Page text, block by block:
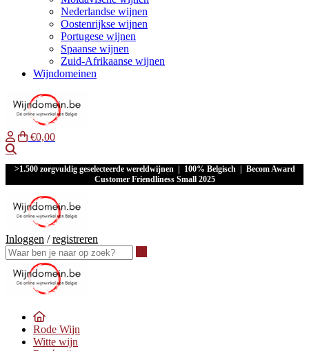
Nederlandse wijnen
Oostenrijkse wijnen
Portugese wijnen
Spaanse wijnen
Zuid-Afrikaanse wijnen
Wijndomeinen
€0,00
>1.500 zorgvuldig geselecteerde wereldwijnen | 100% Belgisch | Becom Award
Customer Friendliness Small 2025
Inloggen /registreren
Rode Wijn
Witte wijn